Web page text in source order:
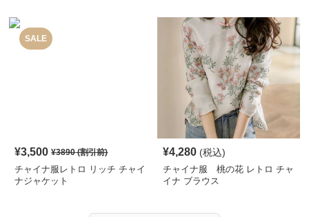
SALE
¥3,500 ¥3890(割引前)
チャイナ服レトロ リッチ チャイ
ナジャケット
¥4,280 (税込)
チャイナ服 桃の花 レトロ チャ
イナ ブラウス